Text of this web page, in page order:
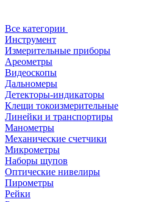
Все категории
Инструмент
Измерительные приборы
Ареометры
Видеоскопы
Дальномеры
Детекторы-индикаторы
Клещи токоизмерительные
Линейки и транспортиры
Манометры
Механические счетчики
Микрометры
Наборы щупов
Оптические нивелиры
Пирометры
Рейки